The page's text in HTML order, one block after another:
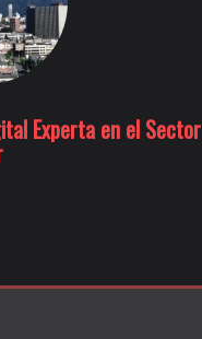
Experta en el Sector